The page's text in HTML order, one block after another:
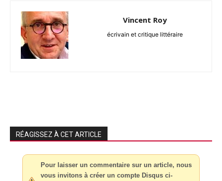
Vincent Roy
écrivain et critique littéraire
RÉAGISSEZ À CET ARTICLE
Pour laisser un commentaire sur un article, nous
vous invitons à créer un compte Disqus ci-